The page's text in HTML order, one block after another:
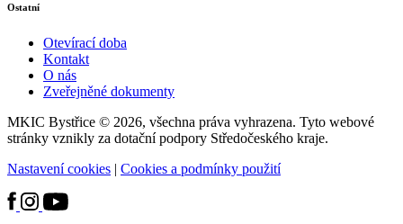
Ostatní
Otevírací doba
Kontakt
O nás
Zveřejněné dokumenty
MKIC Bystřice © 2026, všechna práva vyhrazena. Tyto webové
stránky vznikly za dotační podpory Středočeského kraje.
Nastavení cookies | Cookies a podmínky použití